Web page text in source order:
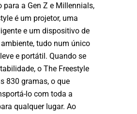
para a Gen Z e Millennials,
é um projetor, uma
e um dispositivo de
tudo num único
e portátil. Quando se
o The Freestyle
830 gramas, o que
lo com toda a
qualquer lugar. Ao